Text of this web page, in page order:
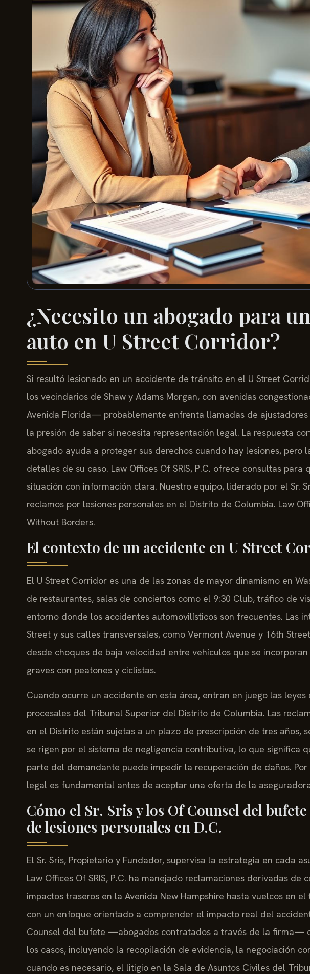
¿Necesito un abogado para
auto en U Street Corridor?
Si resultó lesionado en un accidente de tránsito en el U Street
los vecindarios de Shaw y Adams Morgan, con avenidas
Avenida Florida— probablemente enfrenta llamadas de
la presión de saber si necesita representación legal. La respuesta
abogado ayuda a proteger sus derechos cuando hay lesiones, pero
detalles de su caso. Law Offices Of SRIS, P.C. ofrece consultas
situación con información clara. Nuestro equipo, liderado por el Sr.
reclamos por lesiones personales en el Distrito de Columbia. Law
Without Borders.
El contexto de un accidente en U Street
El U Street Corridor es una de las zonas de mayor dinamismo en
de restaurantes, salas de conciertos como el 9:30 Club, tráfico de
entorno donde los accidentes automovilísticos son frecuentes. Las
Street y sus calles transversales, como Vermont Avenue y 16th
desde choques de baja velocidad entre vehículos que se
graves con peatones y ciclistas.
Cuando ocurre un accidente en esta área, entran en juego las leyes
procesales del Tribunal Superior del Distrito de Columbia. Las
en el Distrito están sujetas a un plazo de prescripción de tres años,
se rigen por el sistema de negligencia contributiva, lo que significa
parte del demandante puede impedir la recuperación de daños.
legal es fundamental antes de aceptar una oferta de la
Cómo el Sr. Sris y los Of Counsel del
de lesiones personales en D.C.
El Sr. Sris, Propietario y Fundador, supervisa la estrategia en cada
Law Offices Of SRIS, P.C. ha manejado reclamaciones derivadas de
impactos traseros en la Avenida New Hampshire hasta vuelcos en
con un enfoque orientado a comprender el impacto real del
Counsel del bufete —abogados contratados a través de la firma—
los casos, incluyendo la recopilación de evidencia, la negociación
cuando es necesario, el litigio en la Sala de Asuntos Civiles del